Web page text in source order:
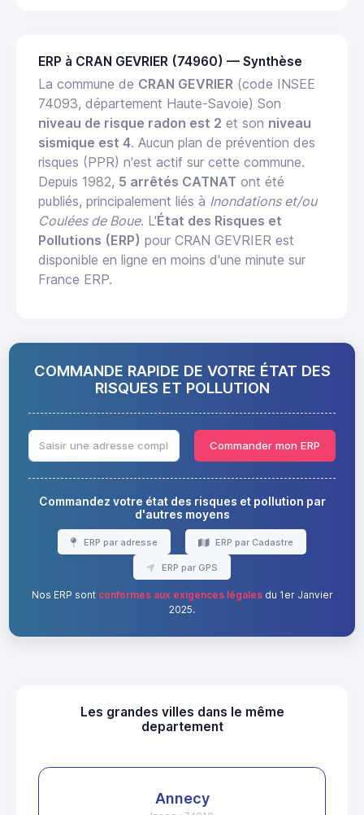
ERP à CRAN GEVRIER (74960) — Synthèse
La commune de CRAN GEVRIER (code INSEE
74093, département Haute-Savoie) Son
niveau de risque radon est 2 et son niveau
sismique est 4. Aucun plan de prévention des
risques (PPR) n'est actif sur cette commune.
Depuis 1982, 5 arrêtés CATNAT ont été
publiés, principalement liés à Inondations et/ou
Coulées de Boue. L'État des Risques et
Pollutions (ERP) pour CRAN GEVRIER est
disponible en ligne en moins d'une minute sur
France ERP.
COMMANDE RAPIDE DE VOTRE ÉTAT DES
RISQUES ET POLLUTION
Commander mon ERP
Commandez votre état des risques et pollution par
d'autres moyens
ERP par adresse ERP par Cadastre
ERP par GPS
Nos ERP sont conformes aux exigences légalesdu 1er Janvier
2025.
Les grandes villes dans le même
departement
Annecy